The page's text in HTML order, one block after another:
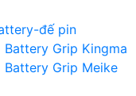
đế pin
Battery Grip Kingma
Battery Grip Meike